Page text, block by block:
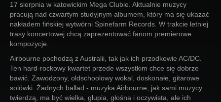
Login
17 sierpnia w katowickim Mega Clubie. Aktualnie muzycy
pracują nad czwartym studyjnym albumem, który ma się ukazać
nakładem fińskiej wytwórni Spinefarm Records. W trakcie letniej
trasy koncertowej chcą zaprezentować fanom premierowe
kompozycje.
Airbourne pochodzą z Australii, tak jak ich przodkowie AC/DC.
Ten hard-rockowy kwartet przede wszystkim chce się dobrze
bawić. Zawodzony, oldschoolowy wokal, doskonałe, gitarowe
solówki. Żadnych ballad - muzyka Airbourne, jak sami muzycy
twierdzą, ma być wielka, głupia, głośna i oczywista, ale ich